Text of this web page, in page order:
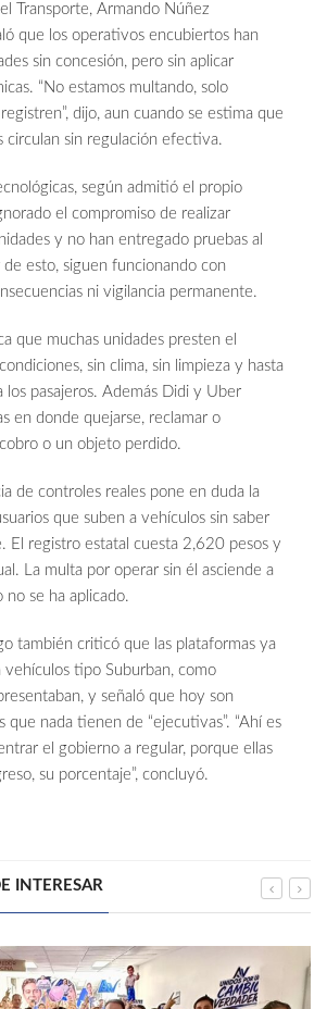
Transporte, Armando Núñez
que los operativos encubiertos han
sin concesión, pero sin aplicar
“No estamos multando, solo
dijo, aun cuando se estima que
circulan sin regulación efectiva.
según admitió el propio
el compromiso de realizar
y no han entregado pruebas al
esto, siguen funcionando con
ni vigilancia permanente.
que muchas unidades presten el
sin clima, sin limpieza y hasta
los pasajeros. Además Didi y Uber
en donde quejarse, reclamar o
o un objeto perdido.
de controles reales pone en duda la
que suben a vehículos sin saber
El registro estatal cuesta 2,620 pesos y
La multa por operar sin él asciende a
se ha aplicado.
también criticó que las plataformas ya
vehículos tipo Suburban, como
y señaló que hoy son
que nada tienen de “ejecutivas”. “Ahí es
el gobierno a regular, porque ellas
su porcentaje”, concluyó.
INTERESAR